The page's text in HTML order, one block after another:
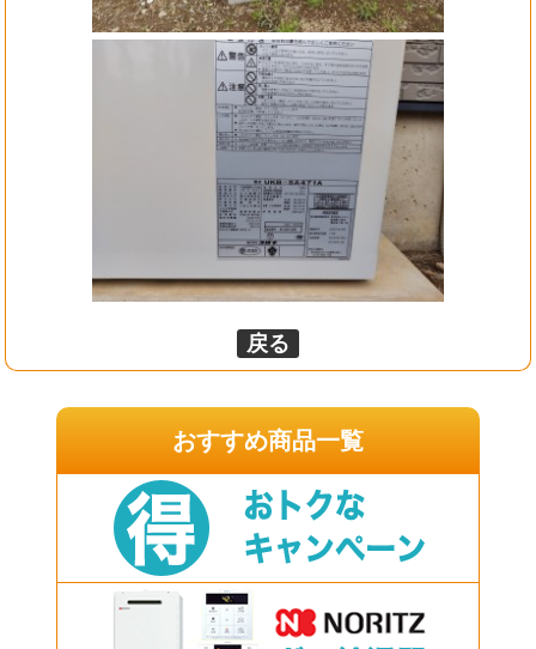
戻る
おすすめ商品一覧